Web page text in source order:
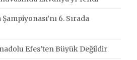
6. Sırada
Efes’ten Büyük Değildir